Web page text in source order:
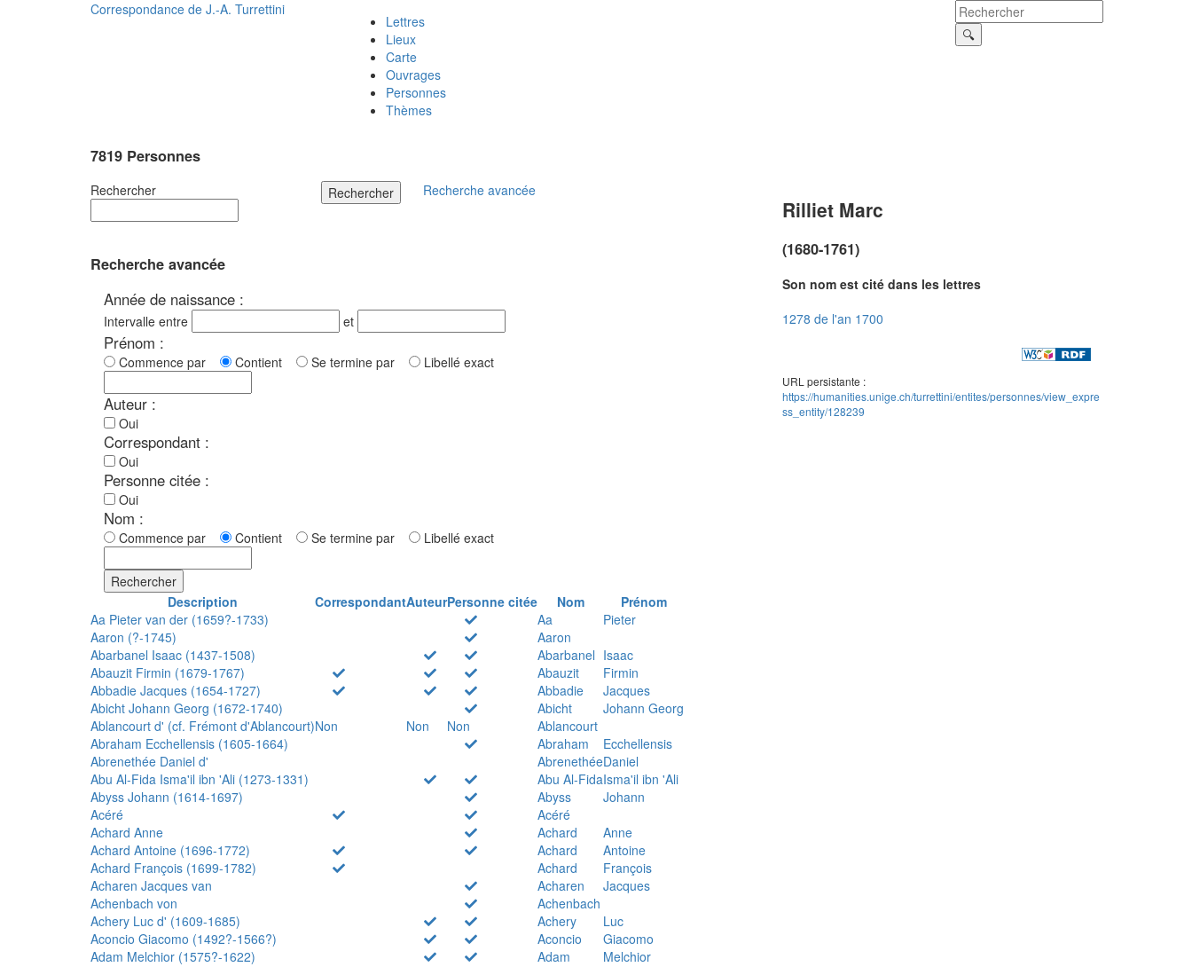
Correspondance de J.-A. Turrettini
Lettres
Lieux
Carte
Ouvrages
Personnes
Thèmes
7819 Personnes
Rechercher Rechercher Recherche avancée
Recherche avancée
Année de naissance :
Intervalle entre et
Prénom :
Commence par Contient Se termine par Libellé exact
Auteur :
Oui
Correspondant :
Oui
Personne citée :
Oui
Nom :
Commence par Contient Se termine par Libellé exact
Rechercher
Description
CorrespondantAuteurPersonne citée Nom
Prénom
Aa Pieter van der (1659?-1733)
Aa
Pieter
Aaron (?-1745)
Aaron
Abarbanel Isaac (1437-1508)
Abarbanel Isaac
Abauzit Firmin (1679-1767)
Abauzit
Firmin
Abbadie Jacques (1654-1727)
Abbadie
Jacques
Abicht Johann Georg (1672-1740)
Abicht
Johann Georg
Ablancourt d' (cf. Frémont d'Ablancourt)Non Non Non
Ablancourt
Abraham Ecchellensis (1605-1664)
Abraham
Ecchellensis
Abrenethée Daniel d'
AbrenethéeDaniel
Abu Al-Fida Isma'il ibn 'Ali (1273-1331)
Abu Al-FidaIsma'il ibn 'Ali
Abyss Johann (1614-1697)
Abyss
Johann
Acéré
Acéré
Achard Anne
Achard
Anne
Achard Antoine (1696-1772)
Achard
Antoine
Achard François (1699-1782)
Achard
François
Acharen Jacques van
Acharen
Jacques
Achenbach von
Achenbach
Achery Luc d' (1609-1685)
Achery
Luc
Aconcio Giacomo (1492?-1566?)
Aconcio
Giacomo
Adam Melchior (1575?-1622)
Adam
Melchior
Rilliet Marc
(1680-1761)
Son nom est cité dans les lettres
1278 de l'an 1700
URL persistante :
https://humanities.unige.ch/turrettini/entites/personnes/view_expre
ss_entity/128239